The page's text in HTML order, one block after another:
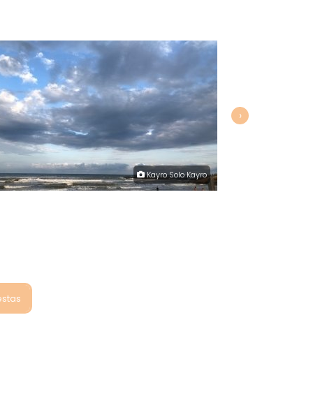
Kayro Solo Kayro
›